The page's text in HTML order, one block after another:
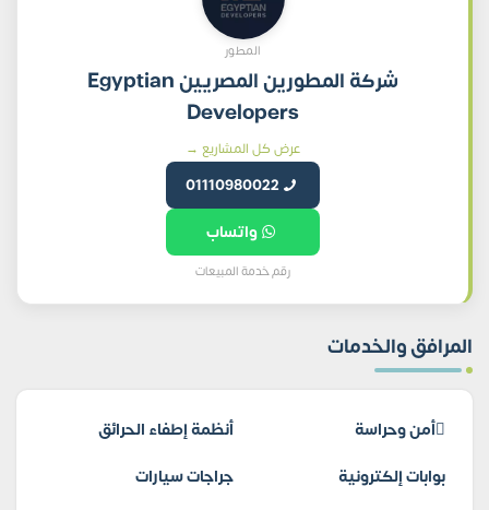
المطور
شركة المطورين المصريين Egyptian
Developers
عرض كل المشاريع →
01110980022
واتساب
رقم خدمة المبيعات
المرافق والخدمات
أمن وحراسة
أنظمة إطفاء الحرائق
بوابات إلكترونية
جراجات سيارات